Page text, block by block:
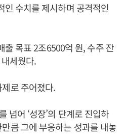
수치를 제시하며 공격적인
출 목표 2조6500억 원, 수주 잔
세웠다.
로 주어졌다.
넘어 ‘성장’의 단계로 진입하
큼 그에 부응하는 성과를 내놓